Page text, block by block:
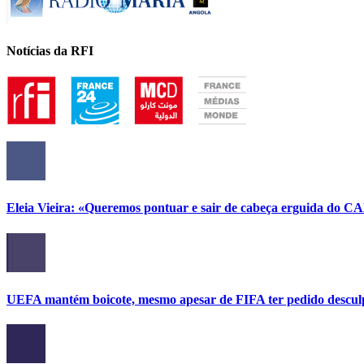
Notícias da RFI
Eleia Vieira: «Queremos pontuar e sair de cabeça erguida do
UEFA mantém boicote, mesmo apesar de FIFA ter pedido